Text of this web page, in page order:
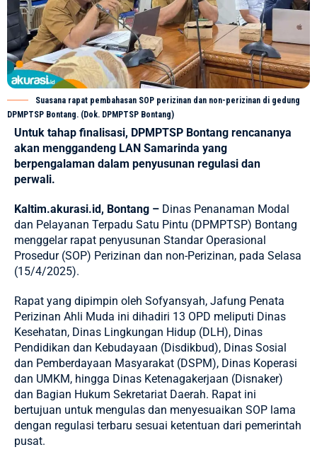
Suasana rapat pembahasan SOP perizinan dan non-perizinan di gedung
DPMPTSP Bontang. (Dok. DPMPTSP Bontang)
Untuk tahap finalisasi, DPMPTSP Bontang rencananya
akan menggandeng LAN Samarinda yang
berpengalaman dalam penyusunan regulasi dan
perwali.
Kaltim.akurasi.id, Bontang – Dinas Penanaman Modal
dan Pelayanan Terpadu Satu Pintu (DPMPTSP) Bontang
menggelar rapat penyusunan Standar Operasional
Prosedur (SOP) Perizinan dan non-Perizinan, pada Selasa
(15/4/2025).
Rapat yang dipimpin oleh Sofyansyah, Jafung Penata
Perizinan Ahli Muda ini dihadiri 13 OPD meliputi Dinas
Kesehatan, Dinas Lingkungan Hidup (DLH), Dinas
Pendidikan dan Kebudayaan (Disdikbud), Dinas Sosial
dan Pemberdayaan Masyarakat (DSPM), Dinas Koperasi
dan UMKM, hingga Dinas Ketenagakerjaan (Disnaker)
dan Bagian Hukum Sekretariat Daerah. Rapat ini
bertujuan untuk mengulas dan menyesuaikan SOP lama
dengan regulasi terbaru sesuai ketentuan dari pemerintah
pusat.